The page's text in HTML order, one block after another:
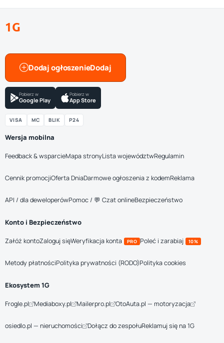
1G
Dodaj ogłoszenie
Pobierz w
Google Play
Pobierz w
App Store
VISA MC BLIK P24
Wersja mobilna
Feedback & wsparcieMapa stronyLista województwRegulamin
Cennik promocjiOferta DniaDarmowe ogłoszenia z kodemReklama
API / dla deweloperówPomoc / 💬 Czat onlineBezpieczeństwo
Konto i Bezpieczeństwo
Załóż kontoZaloguj sięWeryfikacja konta PRO Poleć i zarabiaj 10%
Metody płatnościPolityka prywatności (RODO)Polityka cookies
Ekosystem 1G
Frogle.pl Mediaboxy.pl Mailerpro.pl OtoAuta.pl — motoryzacja
osiedlo.pl — nieruchomości Dołącz do zespołuReklamuj się na 1G